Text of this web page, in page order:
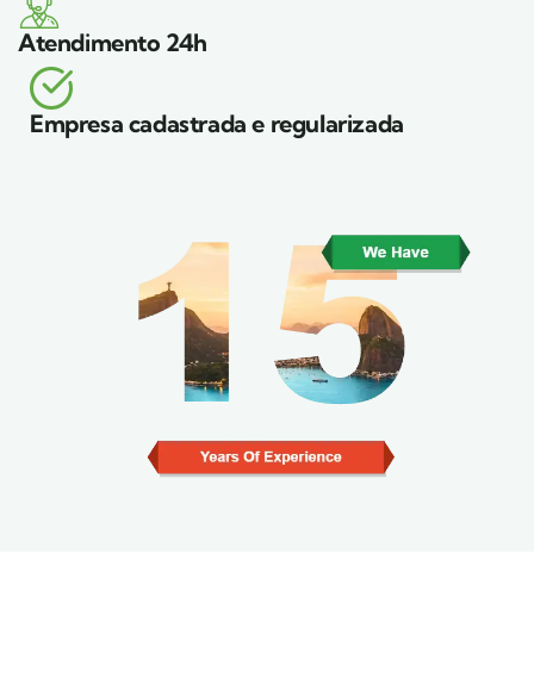
Atendimento 24h
Empresa cadastrada e regularizada